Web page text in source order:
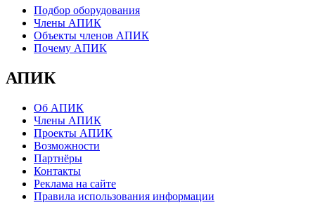
Подбор оборудования
Члены АПИК
Объекты членов АПИК
Почему АПИК
АПИК
Об АПИК
Члены АПИК
Проекты АПИК
Возможности
Партнёры
Контакты
Реклама на сайте
Правила использования информации